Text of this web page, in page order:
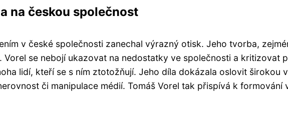
na českou společnost
v české společnosti zanechal výrazný otisk. Jeho tvorba,
se nebojí ukazovat na nedostatky ve společnosti a kritizovat
lidí, kteří se s ním ztotožňují. Jeho díla dokázala oslovit
či manipulace médií. Tomáš Vorel tak přispívá k formování